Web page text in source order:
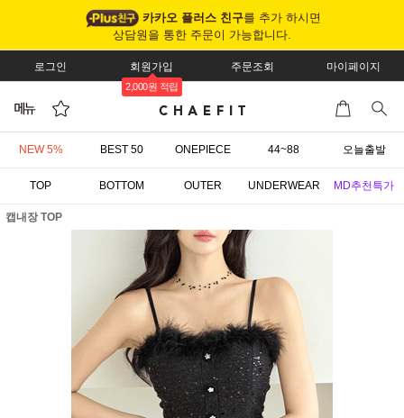
카카오 플러스 친구를 추가 하시면
상담원을 통한 주문이 가능합니다.
로그인 회원가입
2,000원 적립
주문조회 마이페이지
NEW 5% BEST 50 ONEPIECE 44~88 오늘출발
TOP BOTTOM OUTER UNDERWEAR MD추천특가
캡내장 TOP